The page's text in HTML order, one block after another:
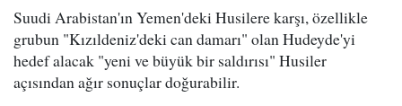
Suudi Arabistan'ın Yemen'deki Husilere karşı, özellikle
grubun "Kızıldeniz'deki can damarı" olan Hudeyde'yi
hedef alacak "yeni ve büyük bir saldırısı" Husiler
açısından ağır sonuçlar doğurabilir.